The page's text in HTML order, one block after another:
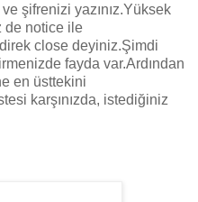
ve şifrenizi yazınız.Yüksek
de notice ile
direk close deyiniz.Şimdi
fayda var.Ardından
en üsttekini
karşınızda, istediğiniz